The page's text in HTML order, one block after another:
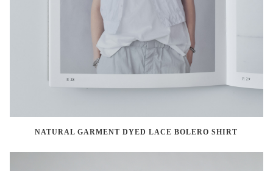
NATURAL GARMENT DYED LACE BOLERO SHIRT